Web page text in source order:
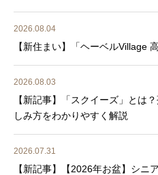
2026.08.04
【新住まい】「ヘーベルVillage
2026.08.03
【新記事】「スクイーズ」とは
しみ方をわかりやすく解説
2026.07.31
【新記事】【2026年お盆】シニ